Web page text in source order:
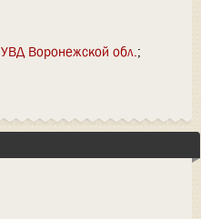
УВД Воронежской обл.